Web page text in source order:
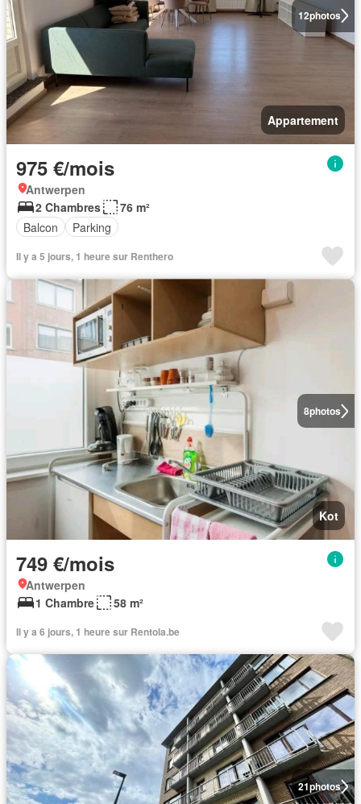
12photos
Appartement
975 €/mois
Antwerpen
2 Chambres
76 m²
Balcon
Parking
Il y a 5 jours, 1 heure sur Renthero
8photos
Kot
749 €/mois
Antwerpen
1 Chambre
58 m²
Il y a 6 jours, 1 heure sur Rentola.be
21photos